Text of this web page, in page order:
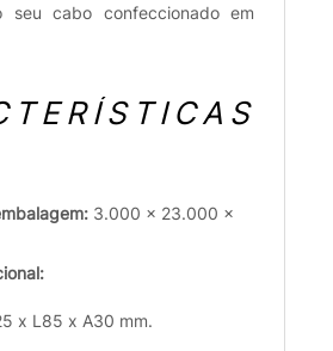
seu cabo confeccionado em
3.000 x 23.000 x
x L85 x A30 mm.